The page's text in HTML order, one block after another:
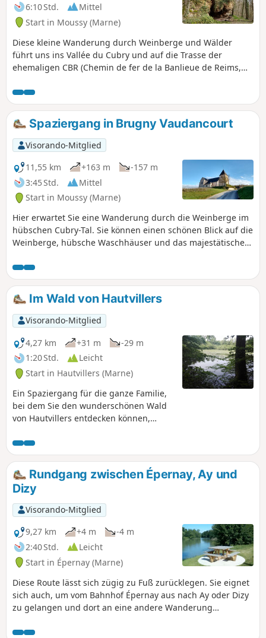
6:10 Std.
Mittel
Start in Moussy (Marne)
Diese kleine Wanderung durch Weinberge und Wälder
führt uns ins Vallée du Cubry und auf die Trasse der
ehemaligen CBR (Chemin de fer de la Banlieue de Reims,
bekannte Sehenswürdigkeit besichtigen: den Pierre Saint-
Mamert, wo einst ein Einsiedler lebte. Dieser Stein befindet
sich auf einem Privatgrundstück, auf dem man spazieren
gehen darf, sofern man den Ort respektiert. Anmerkung:
Die Schreibweise auf der IGN-Karte ist ungenau, es handelt
sich tatsächlich um den Pierre Saint-Mamert.
Spaziergang in Brugny Vaudancourt
Visorando-Mitglied
11,55 km
+163 m
-157 m
3:45 Std.
Mittel
Start in Moussy (Marne)
Hier erwartet Sie eine Wanderung durch die Weinberge im
hübschen Cubry-Tal. Sie können einen schönen Blick auf die
Weinberge, hübsche Waschhäuser und das majestätische
Kirche von Chavot begegnen Sie vielleicht Pilgern auf dem
Weg nach Santiago de Compostela.
Im Wald von Hautvillers
Visorando-Mitglied
4,27 km
+31 m
-29 m
1:20 Std.
Leicht
Start in Hautvillers (Marne)
Ein Spaziergang für die ganze Familie,
bei dem Sie den wunderschönen Wald
von Hautvillers entdecken können,
frequentierten Wegen entfernen.
Rundgang zwischen Épernay, Ay und
Dizy
Visorando-Mitglied
9,27 km
+4 m
-4 m
2:40 Std.
Leicht
Start in Épernay (Marne)
Diese Route lässt sich zügig zu Fuß zurücklegen. Sie eignet
sich auch, um vom Bahnhof Épernay aus nach Ay oder Dizy
zu gelangen und dort an eine andere Wanderung
anreisen. Um diese Route von Épernay aus zu beginnen,